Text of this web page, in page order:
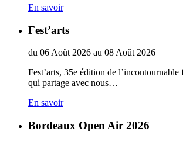
En savoir
Fest’arts
du 06 Août 2026 au 08 Août 2026
Fest’arts, 35e édition de
qui partage avec nous…
En savoir
Bordeaux Open Air 2026